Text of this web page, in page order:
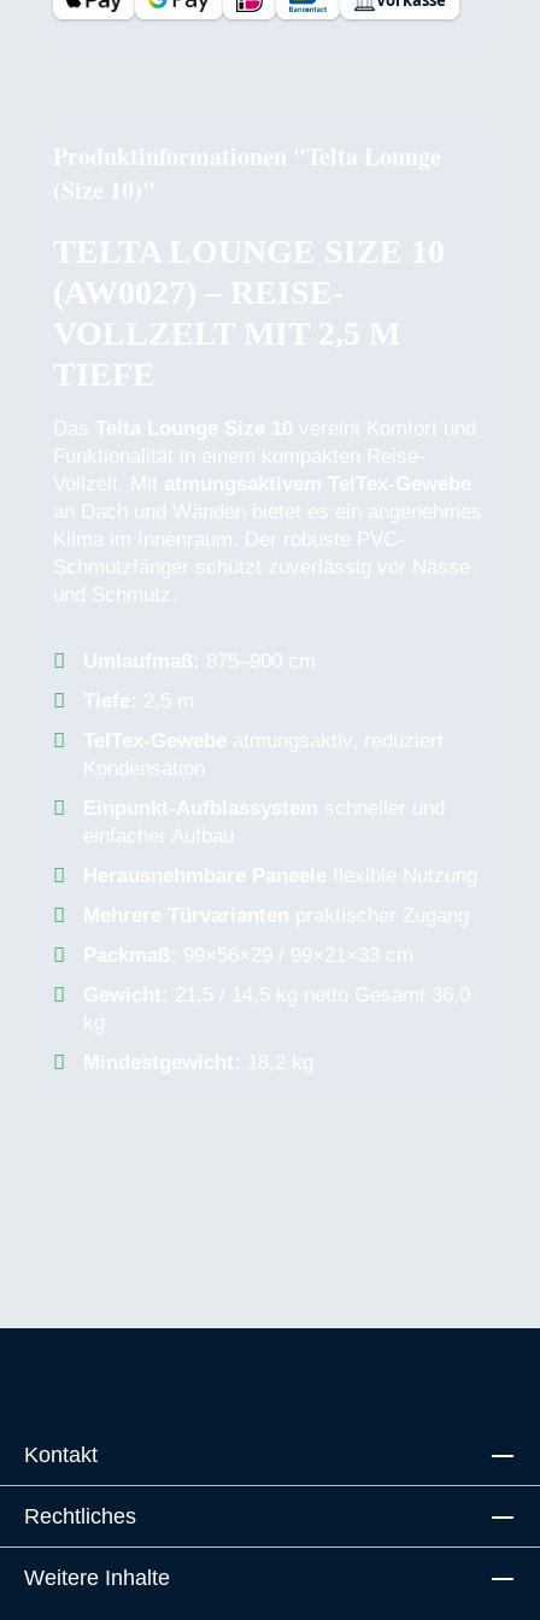
Produktinformationen "Telta Lounge
(Size 10)"
TELTA LOUNGE SIZE 10
(AW0027) – REISE-
VOLLZELT MIT 2,5 M
TIEFE
Das Telta Lounge Size 10 vereint Komfort und
Funktionalität in einem kompakten Reise-
Vollzelt. Mit atmungsaktivem TelTex-Gewebe
an Dach und Wänden bietet es ein angenehmes
Klima im Innenraum. Der robuste PVC-
Schmutzfänger schützt zuverlässig vor Nässe
und Schmutz.
Umlaufmaß: 875–900 cm
Tiefe: 2,5 m
TelTex-Gewebe atmungsaktiv, reduziert
Kondensation
Einpunkt-Aufblassystem schneller und
einfacher Aufbau
Herausnehmbare Paneele flexible Nutzung
Mehrere Türvarianten praktischer Zugang
Packmaß: 99×56×29 / 99×21×33 cm
Gewicht: 21,5 / 14,5 kg netto Gesamt 36,0
kg
Mindestgewicht: 18,2 kg
Kontakt
Rechtliches
Weitere Inhalte